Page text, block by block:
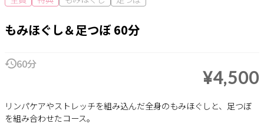
もみほぐし＆足つぼ 60分
60分
¥4,500
リンパケアやストレッチを組み込んだ全身のもみほぐしと、足つぼ
を組み合わせたコース。